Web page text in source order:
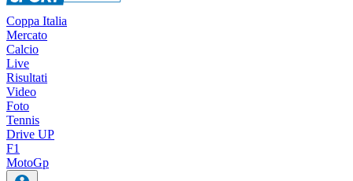
Coppa Italia
Mercato
Calcio
Live
Risultati
Video
Foto
Tennis
Drive UP
F1
MotoGp